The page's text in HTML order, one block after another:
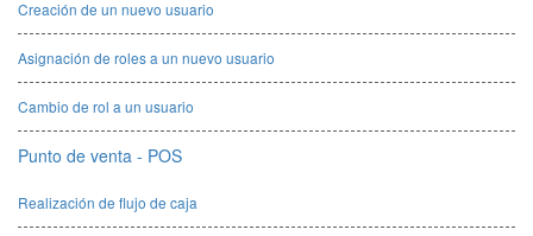
Creación de un nuevo usuario
Asignación de roles a un nuevo usuario
Cambio de rol a un usuario
Punto de venta - POS
Realización de flujo de caja